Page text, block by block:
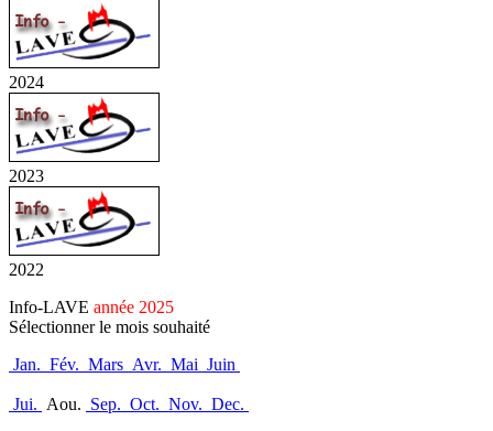
2024
2023
2022
Info-LAVE année 2025
Sélectionner le mois souhaité
Jan. Fév. Mars Avr. Mai Juin
Jui. Aou. Sep. Oct. Nov. Dec.